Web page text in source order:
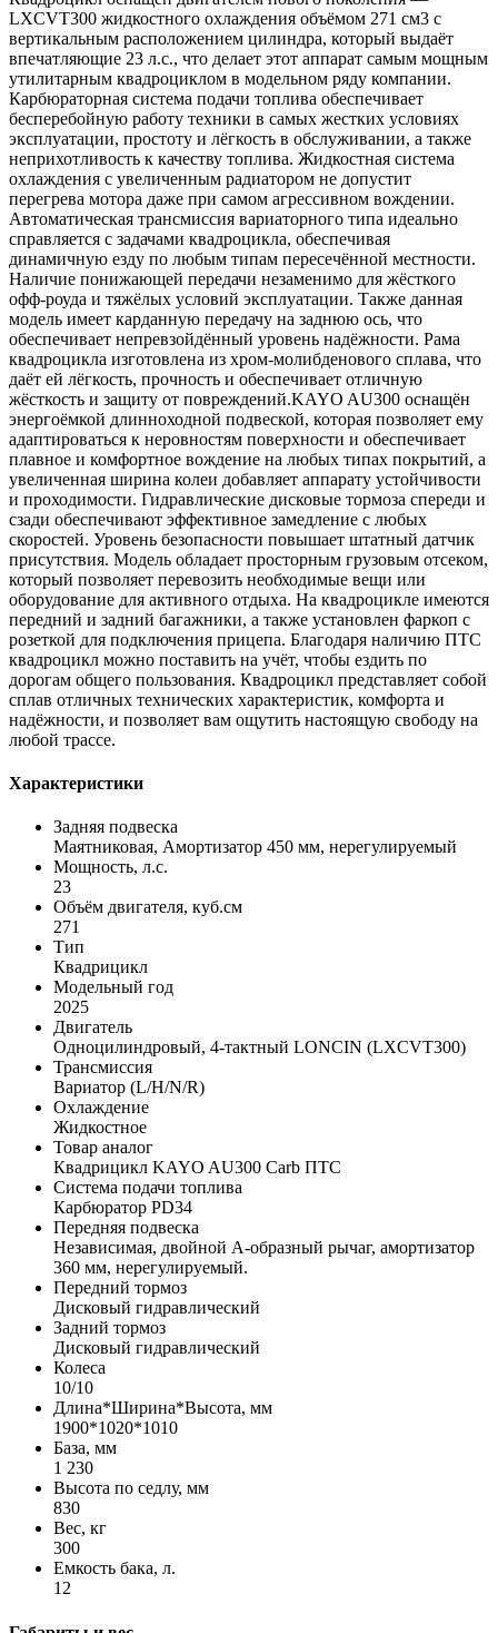
LXCVT300 жидкостного охлаждения объёмом 271 см3 с
вертикальным расположением цилиндра, который выдаёт
впечатляющие 23 л.с., что делает этот аппарат самым мощным
утилитарным квадроциклом в модельном ряду компании.
Карбюраторная система подачи топлива обеспечивает
бесперебойную работу техники в самых жестких условиях
эксплуатации, простоту и лёгкость в обслуживании, а также
неприхотливость к качеству топлива. Жидкостная система
охлаждения с увеличенным радиатором не допустит
перегрева мотора даже при самом агрессивном вождении.
Автоматическая трансмиссия вариаторного типа идеально
справляется с задачами квадроцикла, обеспечивая
динамичную езду по любым типам пересечённой местности.
Наличие понижающей передачи незаменимо для жёсткого
офф-роуда и тяжёлых условий эксплуатации. Также данная
модель имеет карданную передачу на заднюю ось, что
обеспечивает непревзойдённый уровень надёжности. Рама
квадроцикла изготовлена из хром-молибденового сплава, что
даёт ей лёгкость, прочность и обеспечивает отличную
жёсткость и защиту от повреждений.KAYO AU300 оснащён
энергоёмкой длинноходной подвеской, которая позволяет ему
адаптироваться к неровностям поверхности и обеспечивает
плавное и комфортное вождение на любых типах покрытий, а
увеличенная ширина колеи добавляет аппарату устойчивости
и проходимости. Гидравлические дисковые тормоза спереди и
сзади обеспечивают эффективное замедление с любых
скоростей. Уровень безопасности повышает штатный датчик
присутствия. Модель обладает просторным грузовым отсеком,
который позволяет перевозить необходимые вещи или
оборудование для активного отдыха. На квадроцикле имеются
передний и задний багажники, а также установлен фаркоп с
розеткой для подключения прицепа. Благодаря наличию ПТС
квадроцикл можно поставить на учёт, чтобы ездить по
дорогам общего пользования. Квадроцикл представляет собой
сплав отличных технических характеристик, комфорта и
надёжности, и позволяет вам ощутить настоящую свободу на
любой трассе.
Характеристики
Задняя подвеска
Маятниковая, Амортизатор 450 мм, нерегулируемый
Мощность, л.с.
23
Объём двигателя, куб.см
271
Тип
Квадрицикл
Mодельный год
2025
Двигатель
Одноцилиндровый, 4-тактный LONCIN (LXCVT300)
Трансмиссия
Вариатор (L/H/N/R)
Охлаждение
Жидкостное
Товар аналог
Квадрицикл KAYO AU300 Carb ПТС
Система подачи топлива
Карбюратор PD34
Передняя подвеска
Независимая, двойной А-образный рычаг, амортизатор
360 мм, нерегулируемый.
Передний тормоз
Дисковый гидравлический
Задний тормоз
Дисковый гидравлический
Колеса
10/10
Длина*Ширина*Высота, мм
1900*1020*1010
База, мм
1 230
Высота по седлу, мм
830
Вес, кг
300
Емкость бака, л.
12